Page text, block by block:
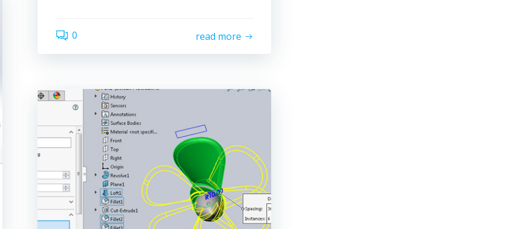
0 read more